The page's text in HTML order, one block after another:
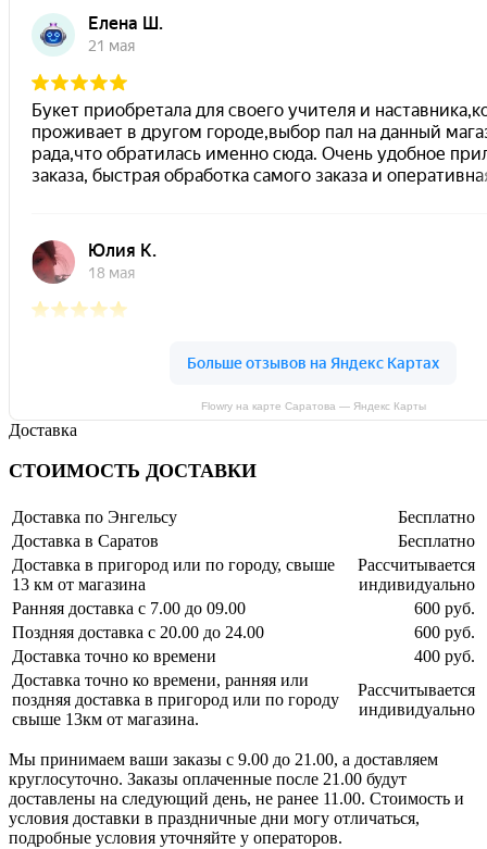
Flowry на карте Саратова — Яндекс Карты
Доставка
СТОИМОСТЬ ДОСТАВКИ
Доставка по Энгельсу
Бесплатно
Доставка в Саратов
Бесплатно
Доставка в пригород или по городу, свыше
13 км от магазина
Рассчитывается
индивидуально
Ранняя доставка с 7.00 до 09.00
600 руб.
Поздняя доставка с 20.00 до 24.00
600 руб.
Доставка точно ко времени
400 руб.
Доставка точно ко времени, ранняя или
поздняя доставка в пригород или по городу
свыше 13км от магазина.
Рассчитывается
индивидуально
Мы принимаем ваши заказы с 9.00 до 21.00, а доставляем
круглосуточно. Заказы оплаченные после 21.00 будут
доставлены на следующий день, не ранее 11.00. Стоимость и
условия доставки в праздничные дни могу отличаться,
подробные условия уточняйте у операторов.